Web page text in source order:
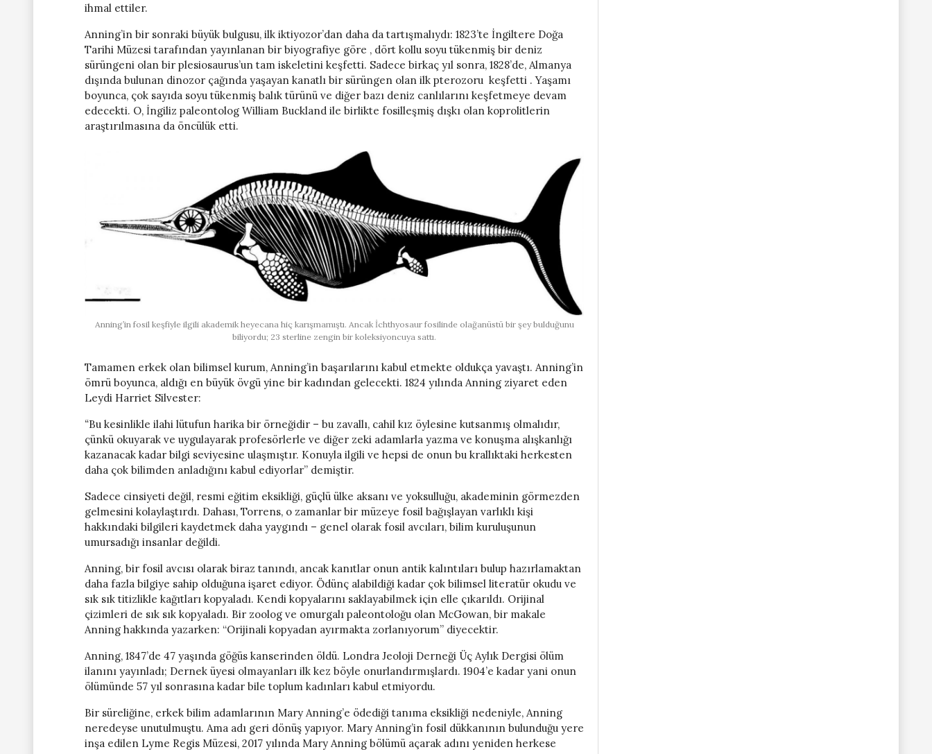
ihmal ettiler.
Anning’in bir sonraki büyük bulgusu, ilk iktiyozor’dan daha da tartışmalıydı: 1823’te İngiltere Doğa
Tarihi Müzesi tarafından yayınlanan bir biyografiye göre , dört kollu soyu tükenmiş bir deniz
sürüngeni olan bir plesiosaurus’un tam iskeletini keşfetti. Sadece birkaç yıl sonra, 1828’de, Almanya
dışında bulunan dinozor çağında yaşayan kanatlı bir sürüngen olan ilk pterozoru keşfetti . Yaşamı
boyunca, çok sayıda soyu tükenmiş balık türünü ve diğer bazı deniz canlılarını keşfetmeye devam
edecekti. O, İngiliz paleontolog William Buckland ile birlikte fosilleşmiş dışkı olan koprolitlerin
araştırılmasına da öncülük etti.
Anning’in fosil keşfiyle ilgili akademik heyecana hiç karışmamıştı. Ancak İchthyosaur fosilinde olağanüstü bir şey bulduğunu
biliyordu; 23 sterline zengin bir koleksiyoncuya sattı.
Tamamen erkek olan bilimsel kurum, Anning’in başarılarını kabul etmekte oldukça yavaştı. Anning’in
ömrü boyunca, aldığı en büyük övgü yine bir kadından gelecekti. 1824 yılında Anning ziyaret eden
Leydi Harriet Silvester:
“Bu kesinlikle ilahi lütufun harika bir örneğidir – bu zavallı, cahil kız öylesine kutsanmış olmalıdır,
çünkü okuyarak ve uygulayarak profesörlerle ve diğer zeki adamlarla yazma ve konuşma alışkanlığı
kazanacak kadar bilgi seviyesine ulaşmıştır. Konuyla ilgili ve hepsi de onun bu krallıktaki herkesten
daha çok bilimden anladığını kabul ediyorlar” demiştir.
Sadece cinsiyeti değil, resmi eğitim eksikliği, güçlü ülke aksanı ve yoksulluğu, akademinin görmezden
gelmesini kolaylaştırdı. Dahası, Torrens, o zamanlar bir müzeye fosil bağışlayan varlıklı kişi
hakkındaki bilgileri kaydetmek daha yaygındı – genel olarak fosil avcıları, bilim kuruluşunun
umursadığı insanlar değildi.
Anning, bir fosil avcısı olarak biraz tanındı, ancak kanıtlar onun antik kalıntıları bulup hazırlamaktan
daha fazla bilgiye sahip olduğuna işaret ediyor. Ödünç alabildiği kadar çok bilimsel literatür okudu ve
sık sık titizlikle kağıtları kopyaladı. Kendi kopyalarını saklayabilmek için elle çıkarıldı. Orijinal
çizimleri de sık sık kopyaladı. Bir zoolog ve omurgalı paleontoloğu olan McGowan, bir makale
Anning hakkında yazarken: “Orijinali kopyadan ayırmakta zorlanıyorum” diyecektir.
Anning, 1847’de 47 yaşında göğüs kanserinden öldü. Londra Jeoloji Derneği Üç Aylık Dergisi ölüm
ilanını yayınladı; Dernek üyesi olmayanları ilk kez böyle onurlandırmışlardı. 1904’e kadar yani onun
ölümünde 57 yıl sonrasına kadar bile toplum kadınları kabul etmiyordu.
Bir süreliğine, erkek bilim adamlarının Mary Anning’e ödediği tanıma eksikliği nedeniyle, Anning
neredeyse unutulmuştu. Ama adı geri dönüş yapıyor. Mary Anning’in fosil dükkanının bulunduğu yere
inşa edilen Lyme Regis Müzesi, 2017 yılında Mary Anning bölümü açarak adını yeniden herkese